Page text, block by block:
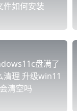
件如何安装
盘满了
清理 升级win11
清空吗